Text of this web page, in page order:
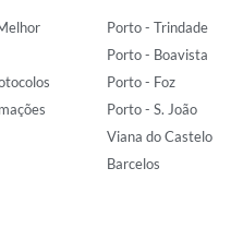
Porto - Trindade
Porto - Boavista
Porto - Foz
Porto - S. João
Viana do Castelo
Barcelos